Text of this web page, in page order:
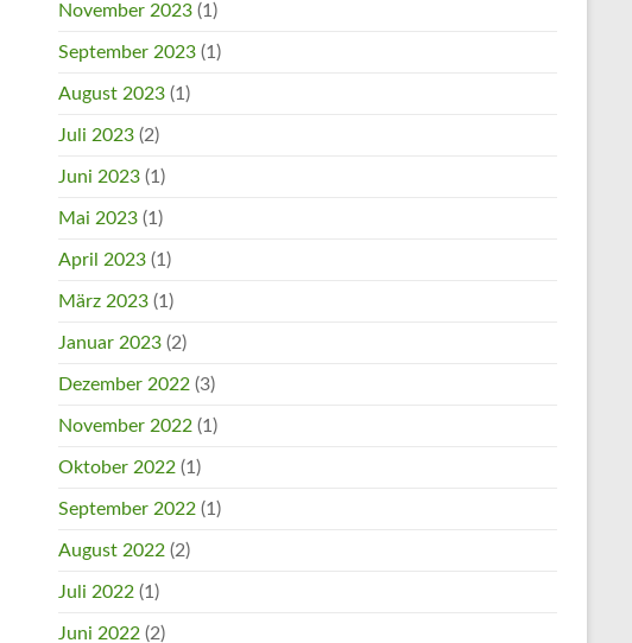
November 2023 (1)
September 2023 (1)
August 2023 (1)
Juli 2023 (2)
Juni 2023 (1)
Mai 2023 (1)
April 2023 (1)
März 2023 (1)
Januar 2023 (2)
Dezember 2022 (3)
November 2022 (1)
Oktober 2022 (1)
September 2022 (1)
August 2022 (2)
Juli 2022 (1)
Juni 2022 (2)